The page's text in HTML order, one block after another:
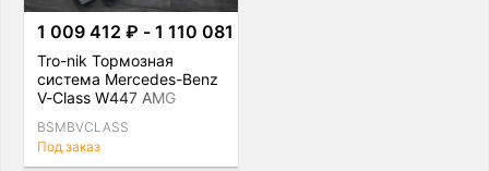
1 009 412 ₽ - 1 110 081 ₽
Tro-nik Тормозная
система Mercedes-Benz
V-Class W447 AMG
BSMBVCLASS
Под заказ